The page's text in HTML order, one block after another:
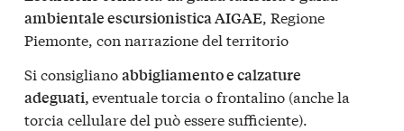
ambientale escursionistica AIGAE, Regione
Piemonte, con narrazione del territorio
Si consiglianoabbigliamento e calzature
adeguati,eventuale torcia o frontalino (anche la
torcia cellulare del può essere sufficiente).